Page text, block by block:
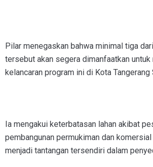
Pilar menegaskan bahwa minimal tiga
tersebut akan segera dimanfaatkan untuk
kelancaran program ini di Kota Tangerang
Ia mengakui keterbatasan lahan akibat
pembangunan permukiman dan
menjadi tantangan tersendiri dalam